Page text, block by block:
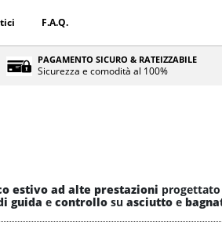
F.A.Q.
PAGAMENTO SICURO & RATEIZZABILE
Sicurezza e comodità al 100%
estivo ad alte prestazioni
guida e controllo su asciutto e